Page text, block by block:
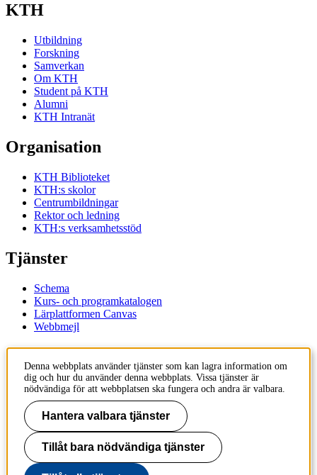
KTH
Utbildning
Forskning
Samverkan
Om KTH
Student på KTH
Alumni
KTH Intranät
Organisation
KTH Biblioteket
KTH:s skolor
Centrumbildningar
Rektor och ledning
KTH:s verksamhetsstöd
Tjänster
Schema
Kurs- och programkatalogen
Lärplattformen Canvas
Webbmejl
Kontakt
KTH
100 44 Stockholm
+46 8 790 60 00
Kontakta KTH
Jobba på KTH
Press och media
Denna webbplats använder tjänster som kan lagra information om
dig och hur du använder denna webbplats. Vissa tjänster är
nödvändiga för att webbplatsen ska fungera och andra är valbara.
Hantera valbara tjänster
Tillåt bara nödvändiga tjänster